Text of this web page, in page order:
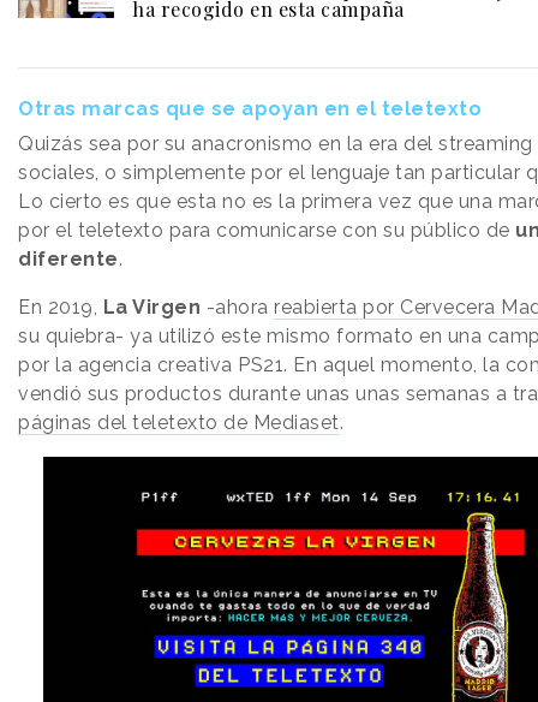
ha recogido en esta campaña
Otras marcas que se apoyan en el teletexto
Quizás sea por su anacronismo en la era del
sociales, o simplemente por el lenguaje tan particular
Lo cierto es que esta no es la primera vez que una
por el teletexto para comunicarse con su público de
diferente.
En 2019, La Virgen -ahora reabierta por Cervecera
su quiebra- ya utilizó este mismo formato en una
por la agencia creativa PS21. En aquel momento, la
vendió sus productos durante unas unas semanas a
páginas del teletexto de Mediaset.